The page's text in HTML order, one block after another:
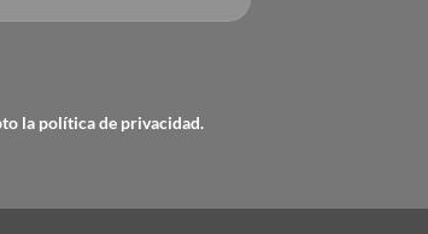
la política de privacidad.